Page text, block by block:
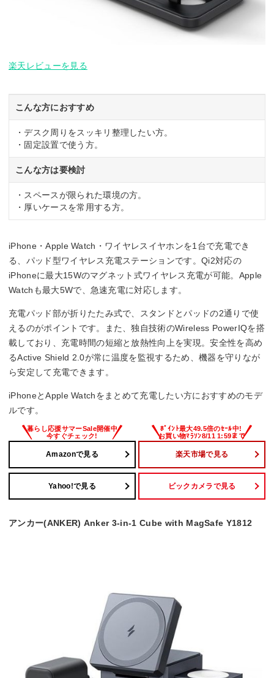
楽天レビューを見る
こんな方におすすめ
・デスク周りをスッキリ整理したい方。
・固定設置で使う方。
こんな方は要検討
・スペースが限られた環境の方。
・厚いケースを常用する方。
iPhone・Apple Watch・ワイヤレスイヤホンを1台で充電でき
る、パッド型ワイヤレス充電ステーションです。Qi2対応の
iPhoneに最大15Wのマグネット式ワイヤレス充電が可能。Apple
Watchも最大5Wで、急速充電に対応します。
充電パッド部が折りたたみ式で、スタンドとパッドの2通りで使
えるのがポイントです。また、独自技術のWireless PowerIQを搭
載しており、充電時間の短縮と放熱性向上を実現。安全性を高め
るActive Shield 2.0が常に温度を監視するため、機器を守りなが
ら安定して充電できます。
iPhoneとApple Watchをまとめて充電したい方におすすめのモデ
ルです。
Amazonで見る 楽天市場で見る
Yahoo!で見る ビックカメラで見る
アンカー(ANKER) Anker 3-in-1 Cube with MagSafe Y1812